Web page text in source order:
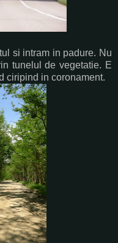
si intram in padure. Nu
tunelul de vegetatie. E
ciripind in coronament.